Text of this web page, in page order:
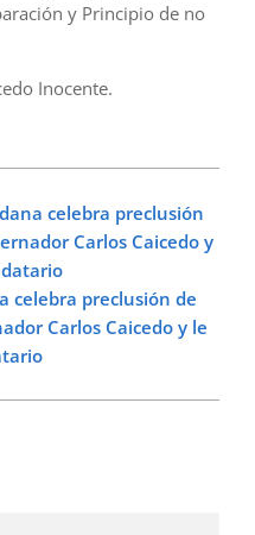
y Principio de no
Inocente.
celebra preclusión
Carlos Caicedo y
celebra preclusión de
Carlos Caicedo y le